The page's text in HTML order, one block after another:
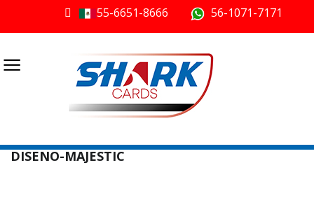
55-6651-8666 56-1071-7171
≡
DISENO-MAJESTIC